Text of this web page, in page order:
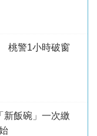
桃警1小時破窗
新飯碗」一次繳